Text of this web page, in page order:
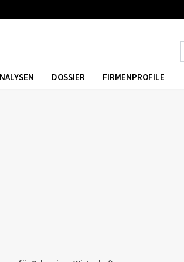
DOSSIER FIRMENPROFILE